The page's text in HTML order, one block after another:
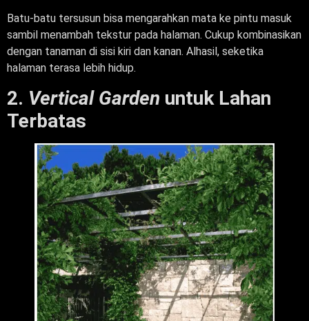
Batu-batu tersusun bisa mengarahkan mata ke pintu masuk
sambil menambah tekstur pada halaman. Cukup kombinasikan
dengan tanaman di sisi kiri dan kanan. Alhasil, seketika
halaman terasa lebih hidup.
2. Vertical Garden untuk Lahan
Terbatas